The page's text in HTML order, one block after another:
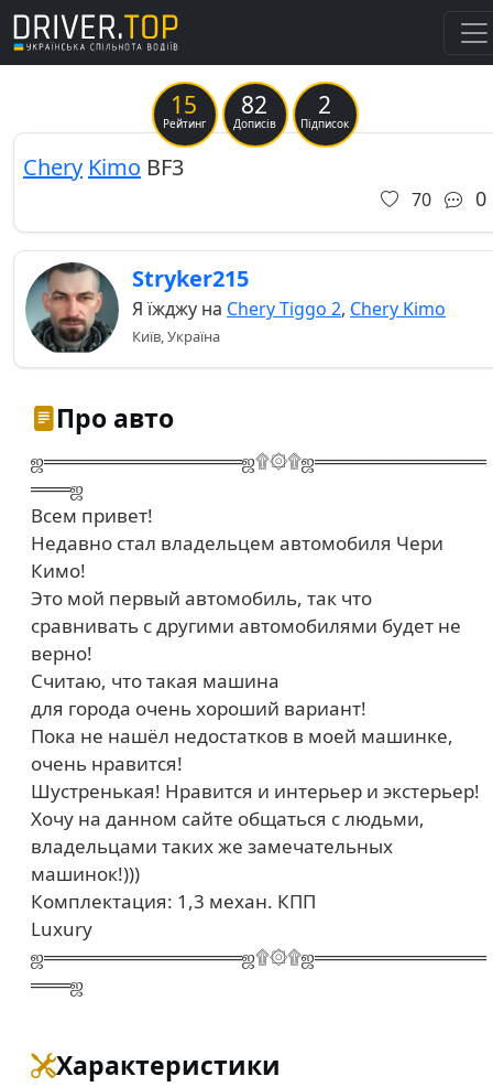
15
Рейтинг
82
Дописів
2
Підписок
Previous
Chery Kimo BF3
70 0
Stryker215
Я їжджу на Chery Tiggo 2, Chery Kimo
Київ, Україна
Про авто
ஜ═══════════════ஜ۩۞۩ஜ═════════════
═══ஜ
Всем привет!
Недавно стал владельцем автомобиля Чери
Кимо!
Это мой первый автомобиль, так что
сравнивать с другими автомобилями будет не
верно!
Считаю, что такая машина
для города очень хороший вариант!
Пока не нашёл недостатков в моей машинке,
очень нравится!
Шустренькая! Нравится и интерьер и экстерьер!
Хочу на данном сайте общаться с людьми,
владельцами таких же замечательных
машинок!)))
Комплектация: 1,3 механ. КПП
Luxury
ஜ═══════════════ஜ۩۞۩ஜ═════════════
═══ஜ
Характеристики